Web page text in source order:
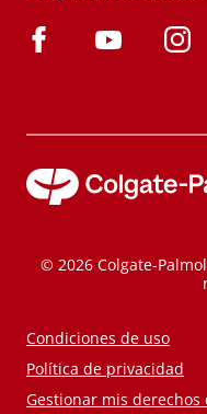
© 2026 Colgate-
Condiciones de uso
Política de privacidad
Gestionar mis derechos